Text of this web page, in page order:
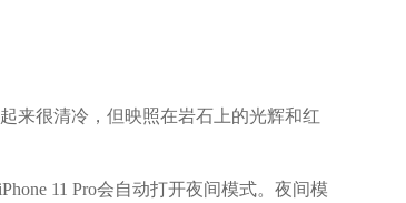
来很清冷，但映照在岩石上的光辉和红
11 Pro会自动打开夜间模式。夜间模